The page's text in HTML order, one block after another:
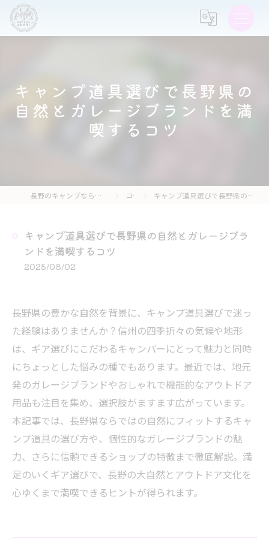
キャンプ道具選びで長野県の
自然とガレージブランドを満
喫するコツ
長野のキャンプなら森の灯キャンプ場・茶亭 森の灯 コラム キャンプ道具選びで長野県の自然とガレージブランドを満喫するコツ
キャンプ道具選びで長野県の自然とガレージブラ
ンドを満喫するコツ
2025/08/02
長野県の豊かな自然を背景に、キャンプ道具選びで迷っ
た経験はありませんか？信州の四季折々の気候や地形
は、ギア選びにこだわるキャンパーにとって魅力と同時
にちょっとした悩みの種でもあります。最近では、地元
発のガレージブランドやおしゃれで機能的なアウトドア
用品も注目を集め、選択肢がますます広がっています。
本記事では、長野県ならではの自然にフィットするキャ
ンプ道具の選び方や、個性的なガレージブランドの魅
力、さらに信頼できるショップの特徴まで徹底解説。満
足のいくギア選びで、長野の大自然とアウトドア文化を
心ゆくまで満喫できるヒントが得られます。